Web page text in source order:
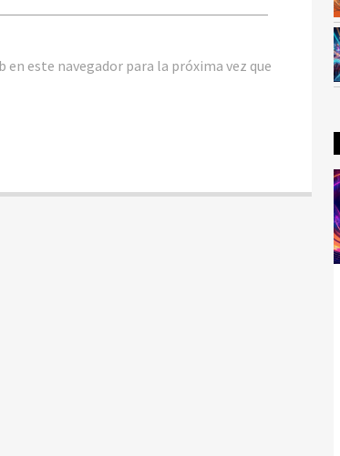
este navegador para la próxima vez que